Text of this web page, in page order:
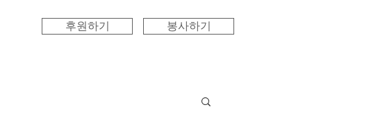
후원하기 봉사하기